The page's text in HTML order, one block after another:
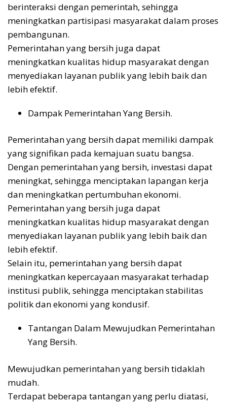
berinteraksi dengan pemerintah, sehingga
meningkatkan partisipasi masyarakat dalam proses
pembangunan.
Pemerintahan yang bersih juga dapat
meningkatkan kualitas hidup masyarakat dengan
menyediakan layanan publik yang lebih baik dan
lebih efektif.
Dampak Pemerintahan Yang Bersih.
Pemerintahan yang bersih dapat memiliki dampak
yang signifikan pada kemajuan suatu bangsa.
Dengan pemerintahan yang bersih, investasi dapat
meningkat, sehingga menciptakan lapangan kerja
dan meningkatkan pertumbuhan ekonomi.
Pemerintahan yang bersih juga dapat
meningkatkan kualitas hidup masyarakat dengan
menyediakan layanan publik yang lebih baik dan
lebih efektif.
Selain itu, pemerintahan yang bersih dapat
meningkatkan kepercayaan masyarakat terhadap
institusi publik, sehingga menciptakan stabilitas
politik dan ekonomi yang kondusif.
Tantangan Dalam Mewujudkan Pemerintahan
Yang Bersih.
Mewujudkan pemerintahan yang bersih tidaklah
mudah.
Terdapat beberapa tantangan yang perlu diatasi,